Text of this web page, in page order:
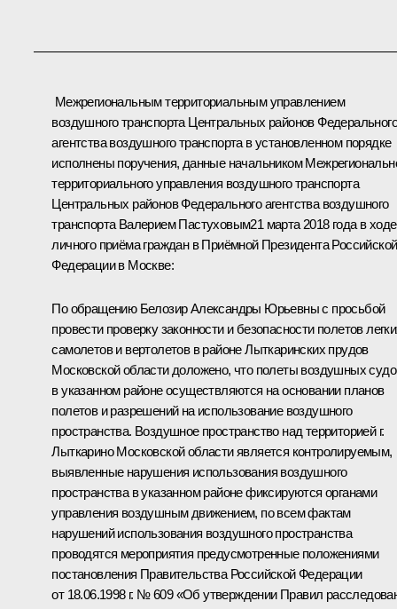
Межрегиональным территориальным управлением
воздушного транспорта Центральных районов Федерального
агентства воздушного транспорта в установленном порядке
исполнены поручения, данные начальником
территориального управления воздушного транспорта
Центральных районов Федерального агентства воздушного
транспорта Валерием Пастуховым21 марта 2018 года в ходе
личного приёма граждан в Приёмной Президента Российской
Федерации в Москве:
По обращению Белозир Александры Юрьевны с просьбой
провести проверку законности и безопасности полетов
самолетов и вертолетов в районе Лыткаринских прудов
Московской области доложено, что полеты воздушных
в указанном районе осуществляются на основании планов
полетов и разрешений на использование воздушного
пространства. Воздушное пространство над территорией г.
Лыткарино Московской области является контролируемым,
выявленные нарушения использования воздушного
пространства в указанном районе фиксируются органами
управления воздушным движением, по всем фактам
нарушений использования воздушного пространства
проводятся мероприятия предусмотренные положениями
постановления Правительства Российской Федерации
от 18.06.1998 г. № 609 «Об утверждении Правил